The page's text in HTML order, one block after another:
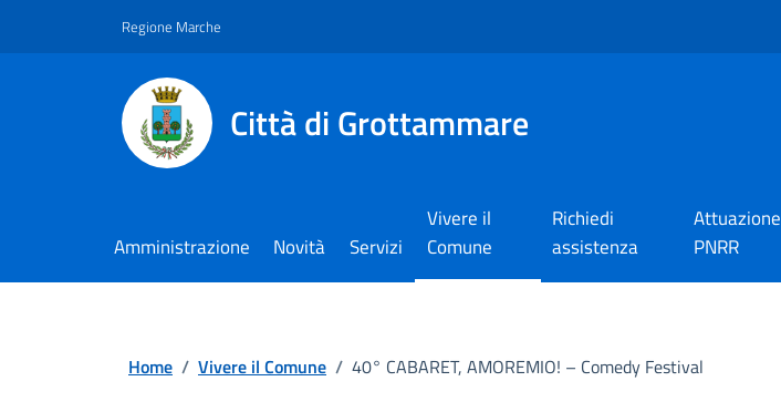
Regione Marche
Città di Grottammare
Amministrazione Novità Servizi
Vivere il
Comune
Richiedi
assistenza
Attuazione
PNRR
Home / Vivere il Comune / 40° CABARET, AMOREMIO! – Comedy Festival